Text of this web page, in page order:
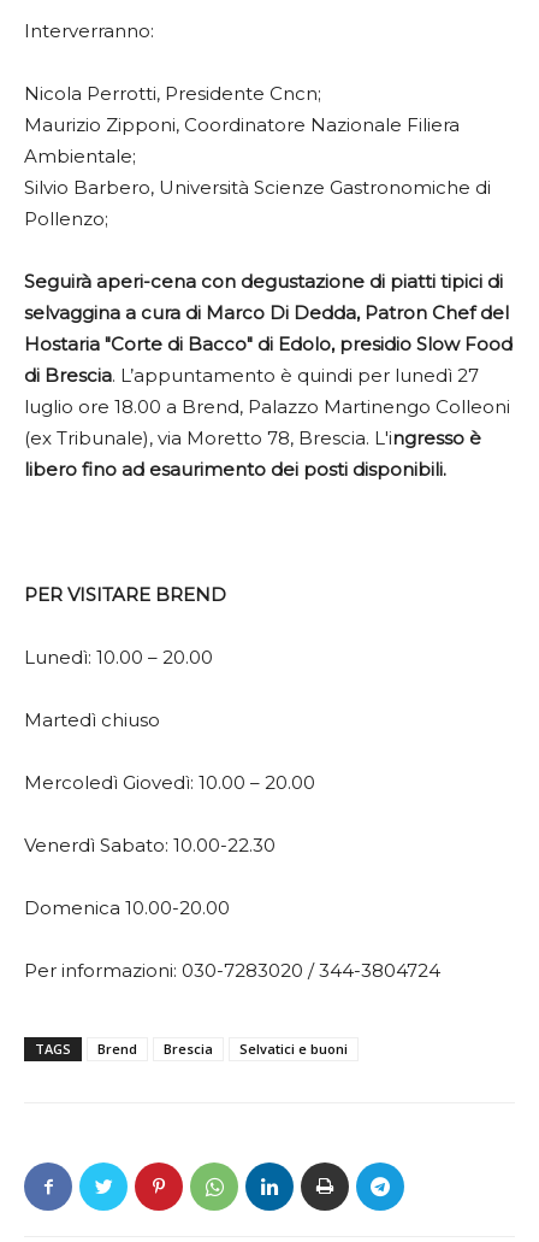
Interverranno:
Nicola Perrotti, Presidente Cncn;
Maurizio Zipponi, Coordinatore Nazionale Filiera
Ambientale;
Silvio Barbero, Università Scienze Gastronomiche di
Pollenzo;
Seguirà aperi-cena con degustazione di piatti tipici di
selvaggina a cura di Marco Di Dedda, Patron Chef del
Hostaria "Corte di Bacco" di Edolo, presidio Slow Food
di Brescia. L’appuntamento è quindi per lunedì 27
luglio ore 18.00 a Brend, Palazzo Martinengo Colleoni
(ex Tribunale), via Moretto 78, Brescia. L'ingresso è
libero fino ad esaurimento dei posti disponibili.
PER VISITARE BREND
Lunedì: 10.00 – 20.00
Martedì chiuso
Mercoledì Giovedì: 10.00 – 20.00
Venerdì Sabato: 10.00-22.30
Domenica 10.00-20.00
Per informazioni: 030-7283020 / 344-3804724
TAGS Brend Brescia Selvatici e buoni